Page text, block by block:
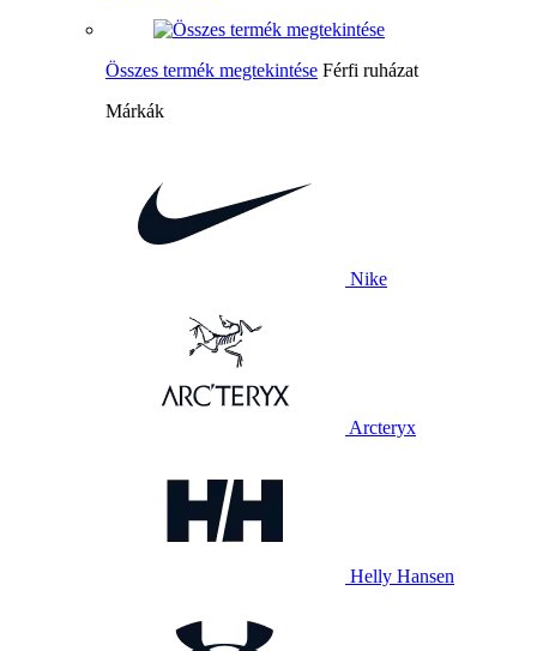
Összes termék megtekintése Férfi ruházat
Márkák
Nike
Arcteryx
Helly Hansen